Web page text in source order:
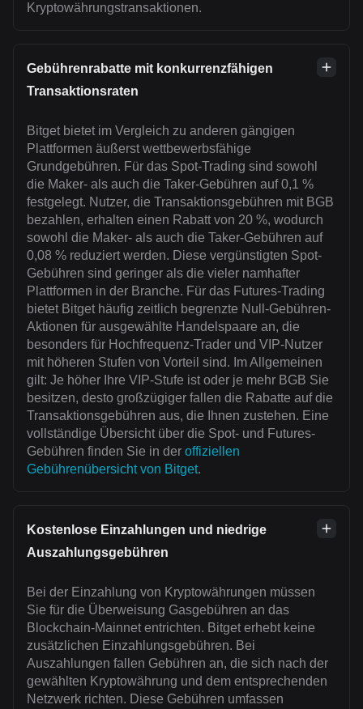
Kryptowährungstransaktionen.
Gebührenrabatte mit konkurrenzfähigen
Transaktionsraten
Bitget bietet im Vergleich zu anderen gängigen
Plattformen äußerst wettbewerbsfähige
Grundgebühren. Für das Spot-Trading sind sowohl
die Maker- als auch die Taker-Gebühren auf 0,1 %
festgelegt. Nutzer, die Transaktionsgebühren mit BGB
bezahlen, erhalten einen Rabatt von 20 %, wodurch
sowohl die Maker- als auch die Taker-Gebühren auf
0,08 % reduziert werden. Diese vergünstigten Spot-
Gebühren sind geringer als die vieler namhafter
Plattformen in der Branche. Für das Futures-Trading
bietet Bitget häufig zeitlich begrenzte Null-Gebühren-
Aktionen für ausgewählte Handelspaare an, die
besonders für Hochfrequenz-Trader und VIP-Nutzer
mit höheren Stufen von Vorteil sind. Im Allgemeinen
gilt: Je höher Ihre VIP-Stufe ist oder je mehr BGB Sie
besitzen, desto großzügiger fallen die Rabatte auf die
Transaktionsgebühren aus, die Ihnen zustehen. Eine
vollständige Übersicht über die Spot- und Futures-
Gebühren finden Sie in der offiziellen
Gebührenübersicht von Bitget.
Kostenlose Einzahlungen und niedrige
Auszahlungsgebühren
Bei der Einzahlung von Kryptowährungen müssen
Sie für die Überweisung Gasgebühren an das
Blockchain-Mainnet entrichten. Bitget erhebt keine
zusätzlichen Einzahlungsgebühren. Bei
Auszahlungen fallen Gebühren an, die sich nach der
gewählten Kryptowährung und dem entsprechenden
Netzwerk richten. Diese Gebühren umfassen